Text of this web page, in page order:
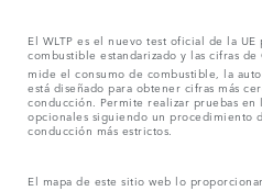
El WLTP es el nuevo test oficial de la
combustible estandarizado y las cifras de
mide el consumo de combustible, la
está diseñado para obtener cifras más
conducción. Permite realizar pruebas
opcionales siguiendo un procedimiento
conducción más estrictos.
El mapa de este sitio web lo